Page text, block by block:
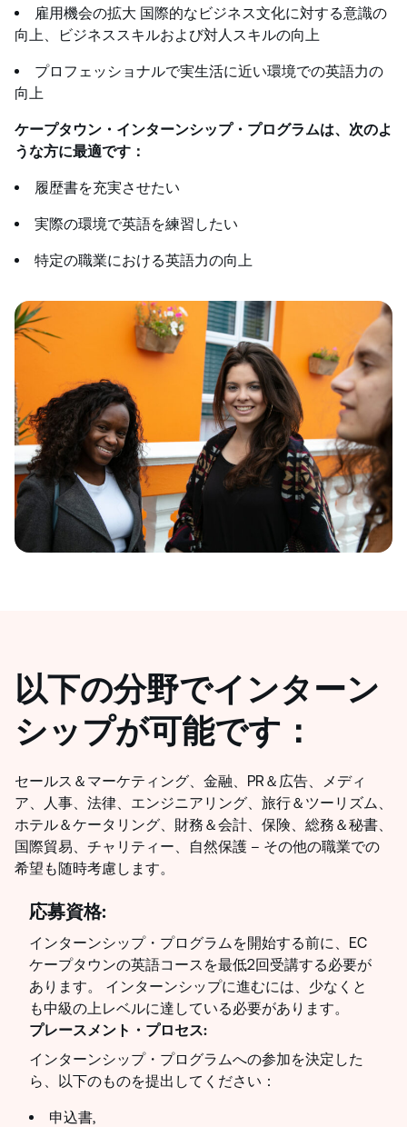
雇用機会の拡大 国際的なビジネス文化に対する意識の
向上、ビジネススキルおよび対人スキルの向上
プロフェッショナルで実生活に近い環境での英語力の
向上
ケープタウン・インターンシップ・プログラムは、次のよ
うな方に最適です：
履歴書を充実させたい
実際の環境で英語を練習したい
特定の職業における英語力の向上
以下の分野でインターン
シップが可能です：
セールス＆マーケティング、金融、PR＆広告、メディ
ア、人事、法律、エンジニアリング、旅行＆ツーリズム、
ホテル＆ケータリング、財務＆会計、保険、総務＆秘書、
国際貿易、チャリティー、自然保護 – その他の職業での
希望も随時考慮します。
応募資格:
インターンシップ・プログラムを開始する前に、EC
ケープタウンの英語コースを最低2回受講する必要が
あります。 インターンシップに進むには、少なくと
も中級の上レベルに達している必要があります。
プレースメント・プロセス:
インターンシップ・プログラムへの参加を決定した
ら、以下のものを提出してください：
申込書,